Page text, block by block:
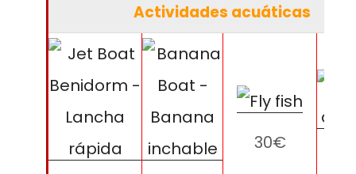
Actividades acuáticas
30€